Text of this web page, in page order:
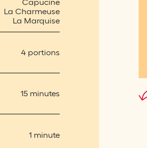
La Charmeuse
La Marquise
4 portions
15 minutes
1 minute